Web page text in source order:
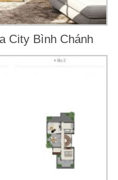
City Bình Chánh